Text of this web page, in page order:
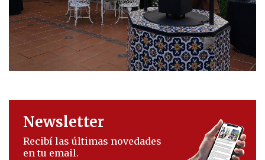
Newsletter
Recibí las últimas novedades
en tu email.